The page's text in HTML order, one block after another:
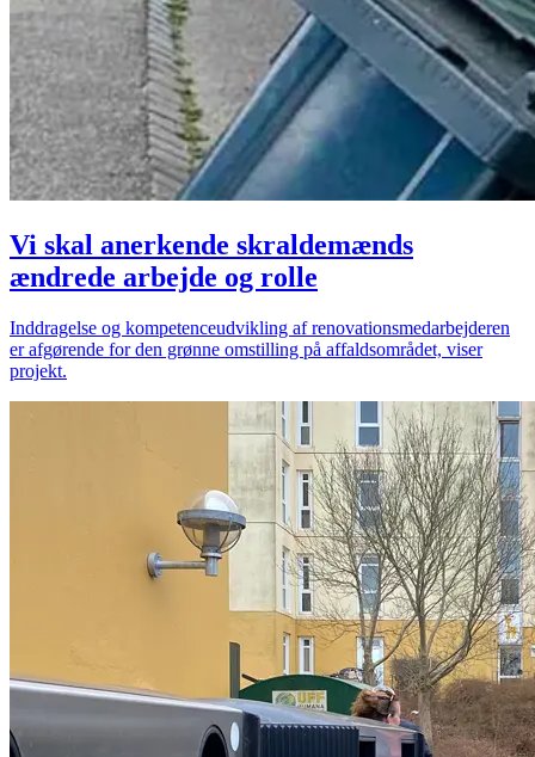
Vi skal anerkende skraldemænds
ændrede arbejde og rolle
Inddragelse og kompetenceudvikling af renovationsmedarbejderen
er afgørende for den grønne omstilling på affaldsområdet, viser
projekt.